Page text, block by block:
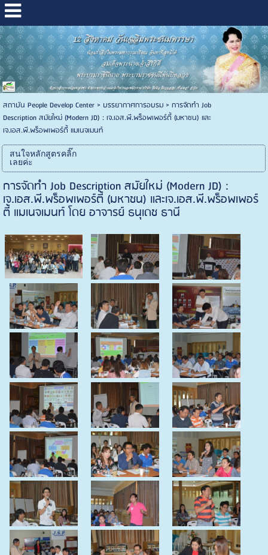
สถาบัน People Develop Center> บรรยากาศการอบรม> การจัดทำ Job
Description สมัยใหม่ (Modern JD) : เจ.เอส.พี.พร็อพเพอร์ตี้ (มหาชน) และ
เจ.เอส.พี.พร็อพเพอร์ตี้ แมเนจเมนท์
สนใจหลักสูตรคลิ๊ก
เลยค่ะ
การจัดทำ Job Description สมัยใหม่ (Modern JD) :
เจ.เอส.พี.พร็อพเพอร์ตี้ (มหาชน) และเจ.เอส.พี.พร็อพเพอร์
ตี้ แมเนจเมนท์ โดย อาจารย์ ธนุเดช ธานี